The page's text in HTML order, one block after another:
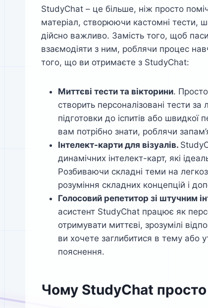
StudyChat – це більше, ніж просто
матеріал, створюючи кастомні тести,
дійсно важливо. Замість того, щоб
взаємодіяти з ним, роблячи процес
того, що ви отримаєте з StudyChat:
Миттєві тести та вікторини.
створить персоналізовані тести за
підготовки до іспитів або
вам потрібно знати, роблячи
Інтелект-карти для візуалів.
динамічних інтелект-карт, які
Розбиваючи складні теми на
розуміння складних концепцій і
Голосовий репетитор зі штучним
асистент StudyChat працює як
отримувати миттєві, зрозумілі
ви хочете заглибитися в тему або
пояснення.
Чому StudyChat просто